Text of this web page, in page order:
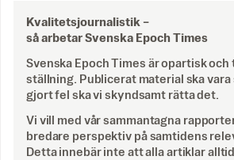
Kvalitetsjournalistik –
så arbetar Svenska Epoch Times
Svenska Epoch Times är opartisk
ställning. Publicerat material ska vara
gjort fel ska vi skyndsamt rätta det.
Vi vill med vår sammantagna
bredare perspektiv på samtidens
Detta innebär inte att alla artiklar alltid